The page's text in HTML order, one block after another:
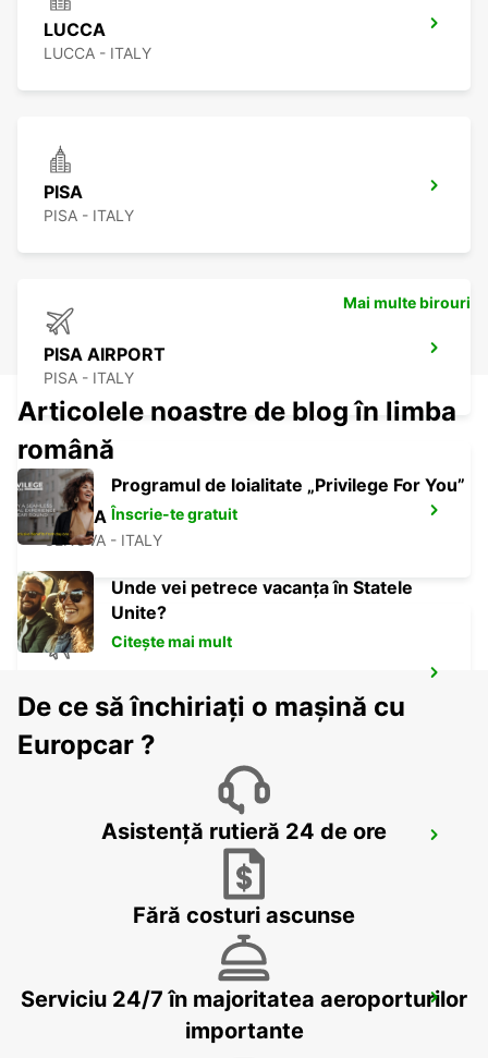
LUCCA
LUCCA - ITALY
PISA
PISA - ITALY
PISA AIRPORT
PISA - ITALY
GENOA
GENOVA - ITALY
GENOVA - ITALY
PARMA
SASSUOLO
Mai multe birouri
Articolele noastre de blog în limba
română
Programul de loialitate „Privilege For You”
Înscrie-te gratuit
Unde vei petrece vacanța în Statele
Unite?
Citește mai mult
De ce să închiriați o mașină cu
Europcar ?
Asistență rutieră 24 de ore
Fără costuri ascunse
Serviciu 24/7 în majoritatea aeroporturilor
importante